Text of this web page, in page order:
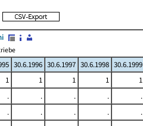
30.6.1996 30.6.1997 30.6.1998 30.6.1999
1 1 1 1 1
. . . . .
. . . . .